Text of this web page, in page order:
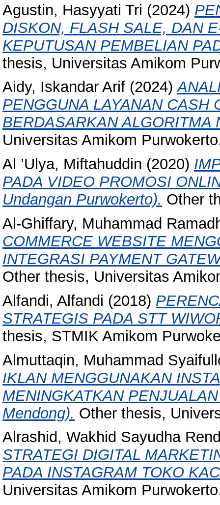
Agustin, Hasyyati Tri (2024)
DISKON, FLASH SALE, DAN
KEPUTUSAN PEMBELIAN
thesis, Universitas Amikom
Aidy, Iskandar Arif (2024)
PENGGUNA LAYANAN CASH
BERDASARKAN ALGORITMA
Universitas Amikom
Al ’Ulya, Miftahuddin (2020)
PADA VIDEO PROMOSI
Undangan Purwokerto). Other
Al-Ghiffary, Muhammad
COMMERCE WEBSITE
INTEGRASI PAYMENT
Other thesis, Universitas
Alfandi, Alfandi (2018)
STRATEGIS PADA STT
thesis, STMIK Amikom
Almuttaqin, Muhammad
IKLAN MENGGUNAKAN
MENINGKATKAN
Mendong). Other thesis,
Alrashid, Wakhid Sayudha
STRATEGI DIGITAL
PADA INSTAGRAM TOKO
Universitas Amikom